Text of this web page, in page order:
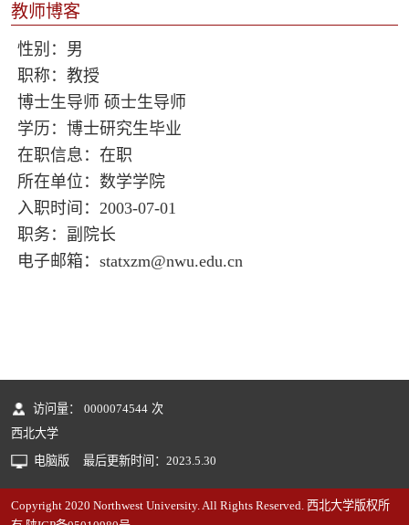
教师博客
性别：男
职称：教授
博士生导师 硕士生导师
学历：博士研究生毕业
在职信息：在职
所在单位：数学学院
入职时间：2003-07-01
职务：副院长
电子邮箱： statxzm@nwu.edu.cn
访问量： 0000074544 次
西北大学
电脑版
最后更新时间： 2023 5 30
Copyright 2020 Northwest University. All Rights Reserved. 西北大学版权所